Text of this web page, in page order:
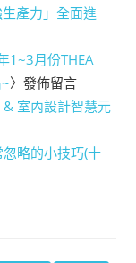
產力」全面進
1~3月份THEA
〉發佈留言
室內設計智慧元
略的小技巧(十